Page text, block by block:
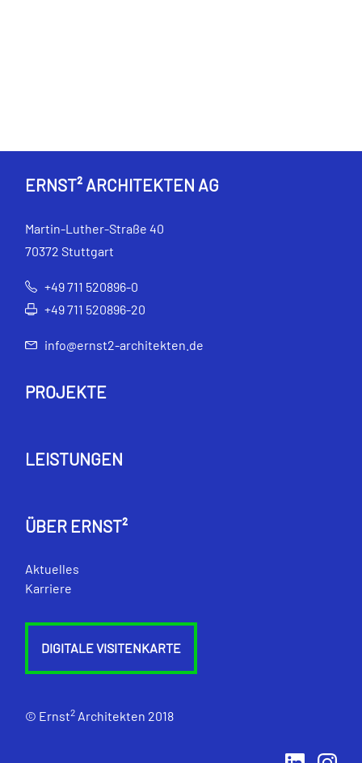
ERNST² ARCHITEKTEN AG
Martin-Luther-Straße 40
70372 Stuttgart
+49 711 520896-0
+49 711 520896-20
info@ernst2-architekten.de
PROJEKTE
LEISTUNGEN
ÜBER ERNST²
Aktuelles
Karriere
DIGITALE VISITENKARTE
© Ernst2 Architekten 2018